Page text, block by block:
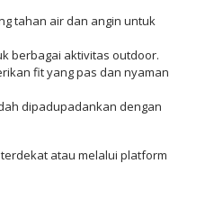
tahan air dan angin untuk
berbagai aktivitas outdoor.
fit yang pas dan nyaman
dipadupadankan dengan
atau melalui platform